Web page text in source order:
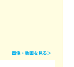
画像・動画を見る＞